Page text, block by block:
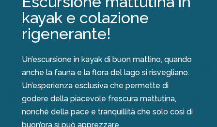
kayak e colazione
rigenerante!
Un’escursione in kayak di buon mattino, quando
anche la fauna e la flora del lago si risvegliano.
Un’esperienza esclusiva che permette di
godere della piacevole frescura mattutina,
nonché della pace e tranquillità che solo così di
buon’ora si può apprezzare.